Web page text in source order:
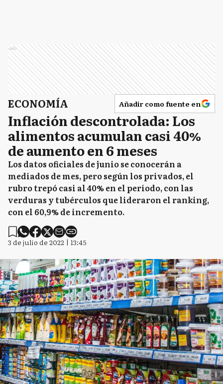
Ads
ECONOMÍA Añadir como fuente en
Inflación descontrolada: Los
alimentos acumulan casi 40%
de aumento en 6 meses
Los datos oficiales de junio se conocerán a
mediados de mes, pero según los privados, el
rubro trepó casi al 40% en el período, con las
verduras y tubérculos que lideraron el ranking,
con el 60,9% de incremento.
3 de julio de 2022 | 13:45